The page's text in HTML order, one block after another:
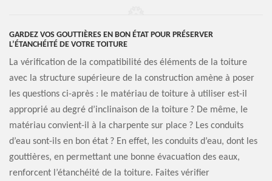
GARDEZ VOS GOUTTIÈRES EN BON ÉTAT POUR PRÉSERVER
L’ÉTANCHÉITÉ DE VOTRE TOITURE
La vérification de la compatibilité des éléments de la toiture
avec la structure supérieure de la construction amène à poser
les questions ci-après : le matériau de toiture à utiliser est-il
approprié au degré d’inclinaison de la toiture ? De même, le
matériau convient-il à la charpente sur place ? Les conduits
d’eau sont-ils en bon état ? En effet, les conduits d’eau, dont les
gouttières, en permettant une bonne évacuation des eaux,
renforcent l’étanchéité de la toiture. Faites vérifier